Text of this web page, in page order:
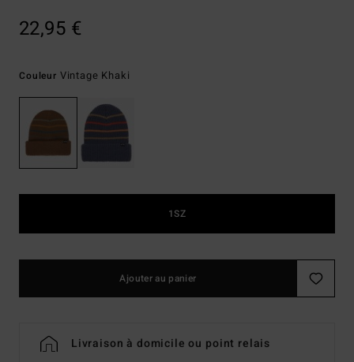
22,95 €
Couleur Vintage Khaki
1SZ
Ajouter au panier
Livraison à domicile ou point relais